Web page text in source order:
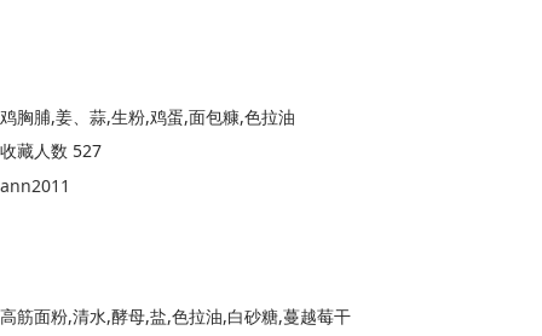
鸡胸脯,姜、蒜,生粉,鸡蛋,面包糠,色拉油
收藏人数 527
ann2011
高筋面粉,清水,酵母,盐,色拉油,白砂糖,蔓越莓干